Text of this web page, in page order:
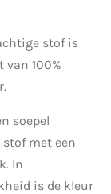
stof is
van 100%
soepel
stof met een
In
is de kleur